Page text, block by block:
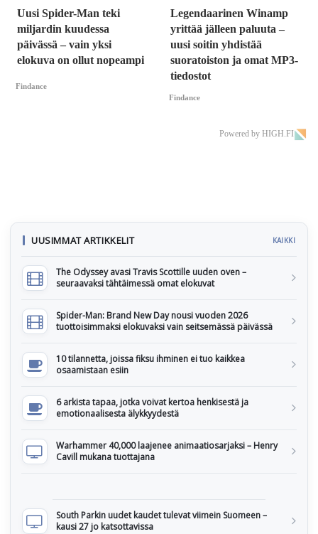
Uusi Spider-Man teki
miljardin kuudessa
päivässä – vain yksi
elokuva on ollut nopeampi
Findance
Legendaarinen Winamp
yrittää jälleen paluuta –
uusi soitin yhdistää
suoratoiston ja omat MP3-
tiedostot
Findance
Powered by HIGH.FI
UUSIMMAT ARTIKKELIT KAIKKI
The Odyssey avasi Travis Scottille uuden oven –
seuraavaksi tähtäimessä omat elokuvat
Spider-Man: Brand New Day nousi vuoden 2026
tuottoisimmaksi elokuvaksi vain seitsemässä päivässä
10 tilannetta, joissa fiksu ihminen ei tuo kaikkea
osaamistaan esiin
6 arkista tapaa, jotka voivat kertoa henkisestä ja
emotionaalisesta älykkyydestä
Warhammer 40,000 laajenee animaatiosarjaksi – Henry
Cavill mukana tuottajana
South Parkin uudet kaudet tulevat viimein Suomeen –
kausi 27 jo katsottavissa